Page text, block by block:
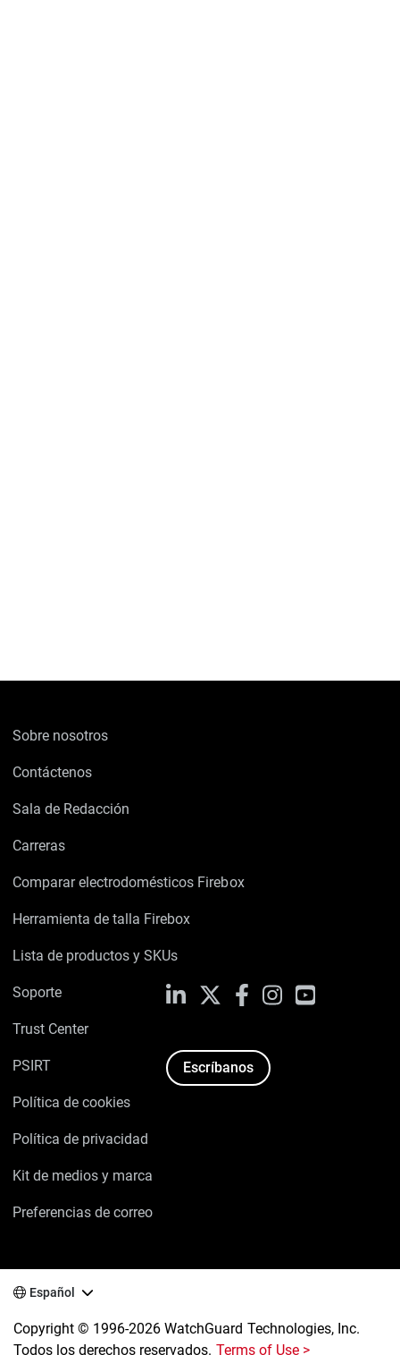
Sobre nosotros
Contáctenos
Sala de Redacción
Carreras
Comparar electrodomésticos Firebox
Herramienta de talla Firebox
Lista de productos y SKUs
Soporte
Trust Center
PSIRT
Política de cookies
Política de privacidad
Kit de medios y marca
Preferencias de correo
LinkedIn FacebookInstagramYouTube
Escríbanos
Español
Copyright © 1996-2026 WatchGuard Technologies, Inc.
Todos los derechos reservados. Terms of Use >